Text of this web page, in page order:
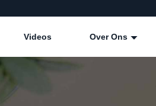
Videos Over Ons